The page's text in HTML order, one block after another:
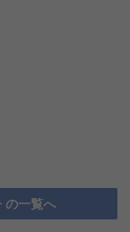
の一覧へ